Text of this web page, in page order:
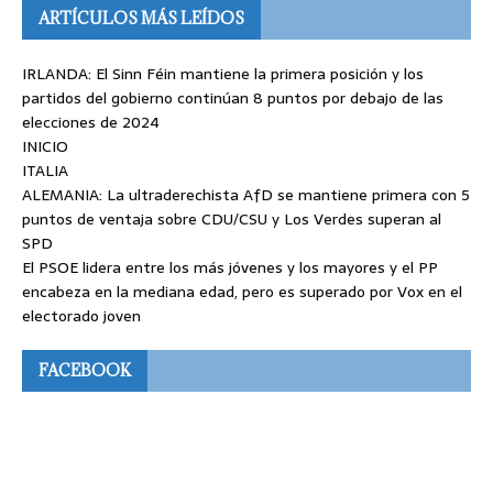
ARTÍCULOS MÁS LEÍDOS
IRLANDA: El Sinn Féin mantiene la primera posición y los
partidos del gobierno continúan 8 puntos por debajo de las
elecciones de 2024
INICIO
ITALIA
ALEMANIA: La ultraderechista AfD se mantiene primera con 5
puntos de ventaja sobre CDU/CSU y Los Verdes superan al
SPD
El PSOE lidera entre los más jóvenes y los mayores y el PP
encabeza en la mediana edad, pero es superado por Vox en el
electorado joven
FACEBOOK